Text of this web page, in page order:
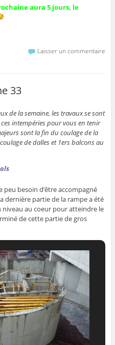
aura 5 jours, le
Laisser un commentaire
33
de la semaine, les travaux se sont
intempéries pour vous en tenir
sont la fin du coulage de la
de dalles et 1ers balcons au
peu besoin d’être accompagné
dernière partie de la rampe a été
au coeur pour atteindre le
de cette partie de gros